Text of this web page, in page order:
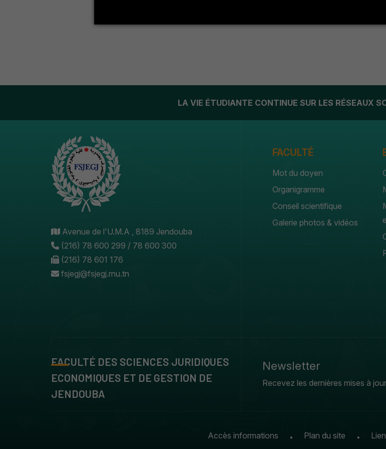
LA VIE ÉTUDIANTE CONTINUE SUR LES RÉSEAUX
Avenue de l'U.M.A , 8189 Jendouba
(216) 78 600 299 / 78 600 300
(216) 78 601 176
fsjegj@fsjegj.rnu.tn
FACULTÉ
Mot du doyen
Organigramme
Conseil scientifique
Galerie photos & vidéos
FACULTÉ DES SCIENCES JURIDIQUES
ECONOMIQUES ET DE GESTION DE
JENDOUBA
Newsletter
Recevez les dernières mises à
Accès informations Plan du site